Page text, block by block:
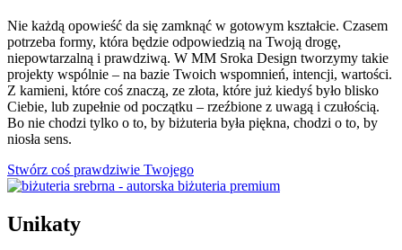
Nie każdą opowieść da się zamknąć w gotowym kształcie. Czasem
potrzeba formy, która będzie odpowiedzią na Twoją drogę,
niepowtarzalną i prawdziwą. W MM Sroka Design tworzymy takie
projekty wspólnie – na bazie Twoich wspomnień, intencji, wartości.
Z kamieni, które coś znaczą, ze złota, które już kiedyś było blisko
Ciebie, lub zupełnie od początku – rzeźbione z uwagą i czułością.
Bo nie chodzi tylko o to, by biżuteria była piękna, chodzi o to, by
niosła sens.
Stwórz coś prawdziwie Twojego
Unikaty